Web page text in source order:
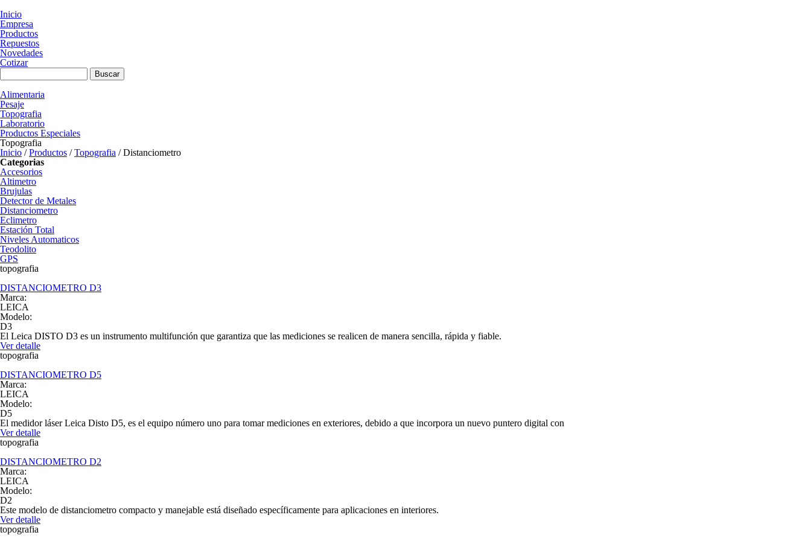
Inicio
Empresa
Productos
Repuestos
Novedades
Cotizar
Formulario de búsqueda
Alimentaria
Pesaje
Topografia
Laboratorio
Productos Especiales
Topografia
Inicio / Productos / Topografia / Distanciometro
Categorias
Accesorios
Altimetro
Brujulas
Detector de Metales
Distanciometro
Eclimetro
Estación Total
Niveles Automaticos
Teodolito
GPS
topografia
DISTANCIOMETRO D3
Marca:
LEICA
Modelo:
D3
El Leica DISTO D3 es un instrumento multifunción que garantiza que las mediciones se realicen de manera sencilla, rápida y fiable.
Ver detalle
topografia
DISTANCIOMETRO D5
Marca:
LEICA
Modelo:
D5
El medidor láser Leica Disto D5, es el equipo número uno para tomar mediciones en exteriores, debido a que incorpora un nuevo puntero digital con
Ver detalle
topografia
DISTANCIOMETRO D2
Marca:
LEICA
Modelo:
D2
Este modelo de distanciometro compacto y manejable está diseñado específicamente para aplicaciones en interiores.
Ver detalle
topografia